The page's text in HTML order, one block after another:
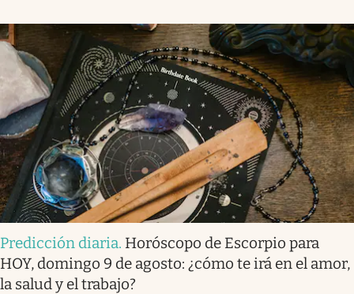
Predicción diaria. Horóscopo de Escorpio para
HOY, domingo 9 de agosto: ¿cómo te irá en el amor,
la salud y el trabajo?